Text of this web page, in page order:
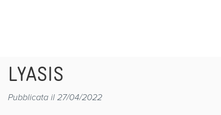
LYASIS
Pubblicata il 27/04/2022